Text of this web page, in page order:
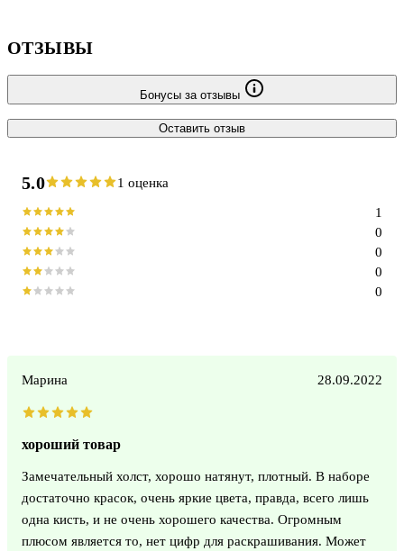
ОТЗЫВЫ
Бонусы за отзывы
Оставить отзыв
5.0 1 оценка
0
0
0
0
1
Марина 28.09.2022
хороший товар
Замечательный холст, хорошо натянут, плотный. В наборе
достаточно красок, очень яркие цвета, правда, всего лишь
одна кисть, и не очень хорошего качества. Огромным
плюсом является то, нет цифр для раскрашивания. Может